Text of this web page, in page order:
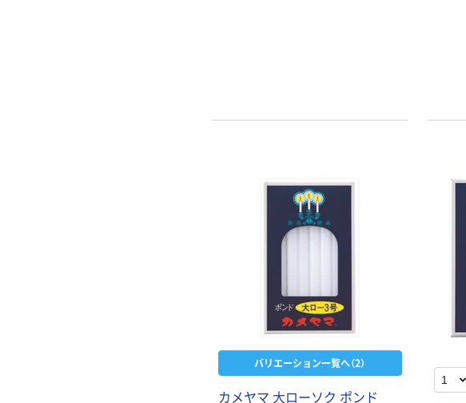
バリエーション一覧へ（2）
カメヤマ 大ローソク ポンド